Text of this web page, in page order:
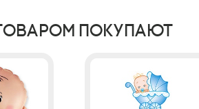
покупают